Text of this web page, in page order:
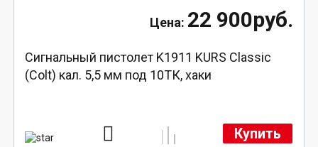
22 900руб.
Сигнальный пистолет K1911 KURS Classic
(Colt) кал. 5,5 мм под 10ТК, хаки
Купить